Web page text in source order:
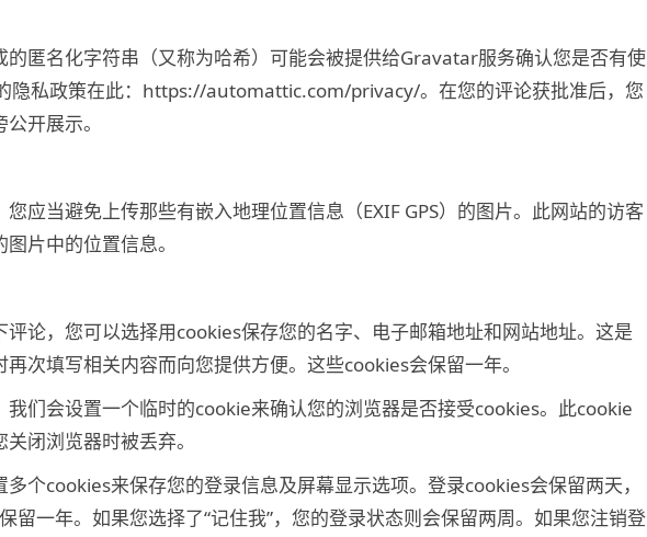
的匿名化字符串（又称为哈希）可能会被提供给Gravatar服务确认您是否有使
隐私政策在此：https://automattic.com/privacy/。在您的评论获批准后，您
开展示。
应当避免上传那些有嵌入地理位置信息（EXIF GPS）的图片。此网站的访客
片中的位置信息。
论，您可以选择用cookies保存您的名字、电子邮箱地址和网站地址。这是
次填写相关内容而向您提供方便。这些cookies会保留一年。
我们会设置一个临时的cookie来确认您的浏览器是否接受cookies。此cookie
闭浏览器时被丢弃。
个cookies来保存您的登录信息及屏幕显示选项。登录cookies会保留两天，
留一年。如果您选择了“记住我”，您的登录状态则会保留两周。如果您注销登